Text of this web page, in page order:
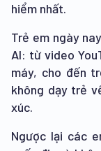
hiểm nhất.
Trẻ em ngày
AI: từ video
máy, cho đến
không dạy trẻ
xúc.
Ngược lại các